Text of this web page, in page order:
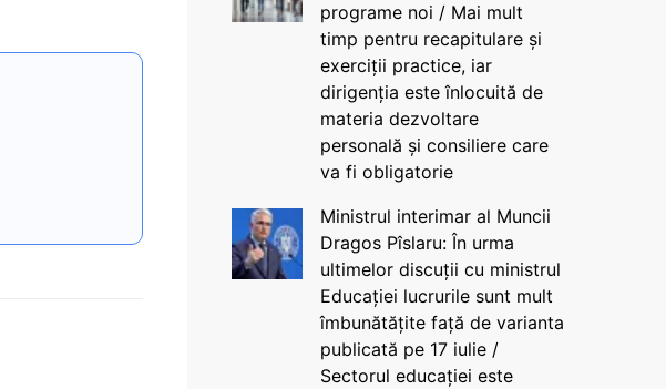
programe noi / Mai mult
timp pentru recapitulare și
exerciții practice, iar
dirigenția este înlocuită de
materia dezvoltare
personală și consiliere care
va fi obligatorie
Ministrul interimar al Muncii
Dragos Pîslaru: În urma
ultimelor discuții cu ministrul
Educației lucrurile sunt mult
îmbunătățite față de varianta
publicată pe 17 iulie /
Sectorul educației este